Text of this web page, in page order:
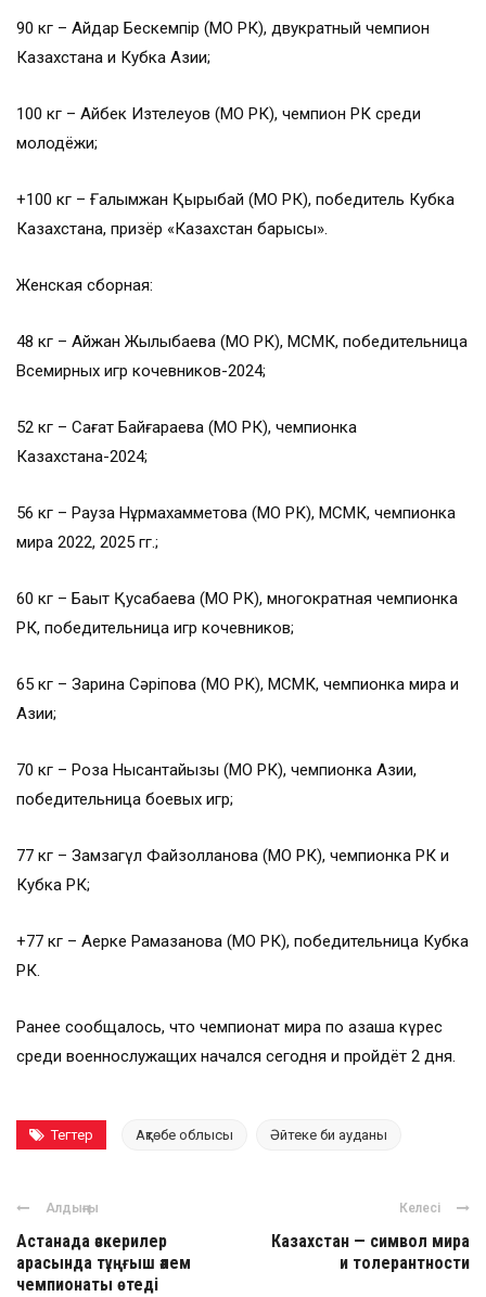
90 кг – Айдар Бескемпір (МО РК), двукратный чемпион
Казахстана и Кубка Азии;
100 кг – Айбек Изтелеуов (МО РК), чемпион РК среди
молодёжи;
+100 кг – Ғалымжан Қырықбай (МО РК), победитель Кубка
Казахстана, призёр «Казахстан барысы».
Женская сборная:
48 кг – Айжан Жылқыбаева (МО РК), МСМК, победительница
Всемирных игр кочевников-2024;
52 кг – Сағат Байғараева (МО РК), чемпионка
Казахстана-2024;
56 кг – Рауза Нұрмахамметова (МО РК), МСМК, чемпионка
мира 2022, 2025 гг.;
60 кг – Бақыт Қусақбаева (МО РК), многократная чемпионка
РК, победительница игр кочевников;
65 кг – Зарина Сәріпова (МО РК), МСМК, чемпионка мира и
Азии;
70 кг – Роза Нысантайқызы (МО РК), чемпионка Азии,
победительница боевых игр;
77 кг – Замзагүл Файзолланова (МО РК), чемпионка РК и
Кубка РК;
+77 кг – Ақерке Рамазанова (МО РК), победительница Кубка
РК.
Ранее сообщалось, что чемпионат мира по қазақша күрес
среди военнослужащих начался сегодня и пройдёт 2 дня.
Тегтер Ақтөбе облысы Әйтеке би ауданы
Алдыңғы
Астанада әскерилер
арасында тұңғыш әлем
чемпионаты өтеді
Келесі
Казахстан — символ мира
и толерантности